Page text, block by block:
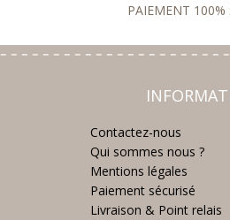
PAIEMENT 100%
Contactez-nous
Qui sommes nous ?
Mentions légales
Paiement sécurisé
Livraison & Point relais